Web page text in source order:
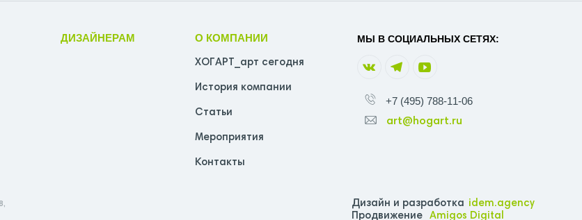
ДИЗАЙНЕРАМ О КОМПАНИИ
ХОГАРТ_арт сегодня
История компании
Статьи
Мероприятия
Контакты
МЫ В СОЦИАЛЬНЫХ СЕТЯХ:
+7 (495) 788-11-06
art@hogart.ru
Дизайн и разработка idem.agency
Продвижение
Amigos Digital